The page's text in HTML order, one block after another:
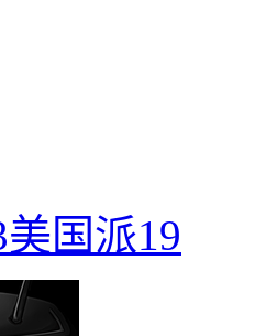
国派19